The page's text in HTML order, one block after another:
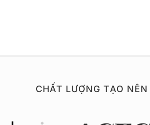
CHẤT LƯỢNG TẠO NÊN